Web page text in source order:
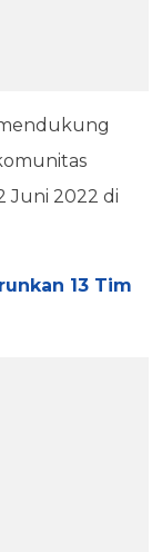
Juni 2022 di
13 Tim